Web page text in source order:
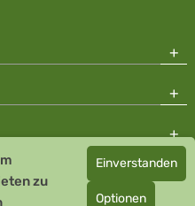
Apotheke - GDP zertifiziert
zertifizierter Arzneihersteller
zu
Einverstanden
Optionen